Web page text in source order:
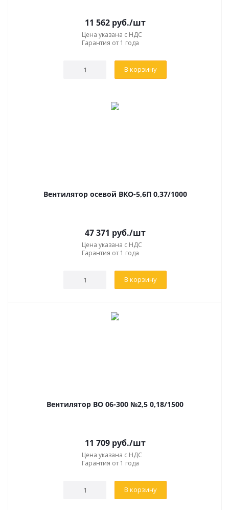
11 562руб./шт
Цена указана с НДС
Гарантия от 1 года
В корзину
Вентилятор осевой ВКО-5,6П 0,37/1000
47 371 руб./шт
Цена указана с НДС
Гарантия от 1 года
В корзину
Вентилятор ВО 06-300 №2,5 0,18/1500
11 709руб./шт
Цена указана с НДС
Гарантия от 1 года
В корзину